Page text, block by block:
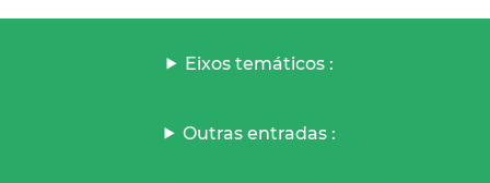
Eixos temáticos :
Outras entradas :